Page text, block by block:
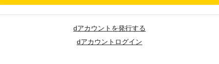
dアカウントを発行する
dアカウントログイン